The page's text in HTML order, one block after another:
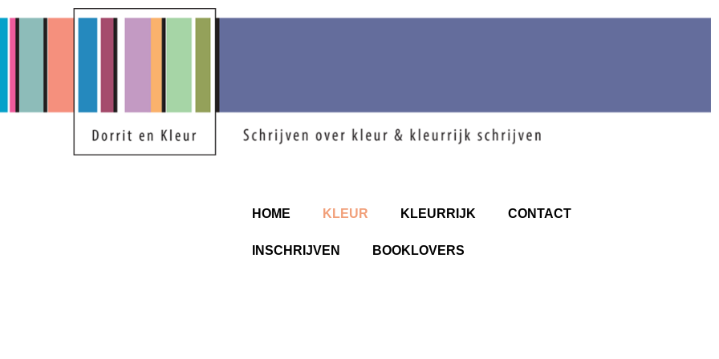
HOME KLEUR KLEURRIJK CONTACT
INSCHRIJVEN BOOKLOVERS